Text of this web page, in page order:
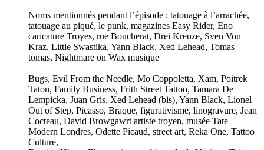
Noms mentionnés pendant l’épisode : tatouage à l’arrachée,
tatouage au piqué, le punk, magazines Easy Rider, Eno
caricature Troyes, rue Boucherat, Drei Kreuze, Sven Von
Kraz, Little Swastika, Yann Black, Xed Lehead, Tomas
tomas, Nightmare on Wax musique
Bugs, Evil From the Needle, Mo Coppoletta, Xam, Poitrek
Taton, Family Business, Frith Street Tattoo, Tamara De
Lempicka, Juan Gris, Xed Lehead (bis), Yann Black, Lionel
Out of Step, Picasso, Braque, figurativisme, linogravure, Jean
Cocteau, David Browgawrt artiste troyen, musée Tate
Modern Londres, Odette Picaud, street art, Reka One, Tattoo
Culture,